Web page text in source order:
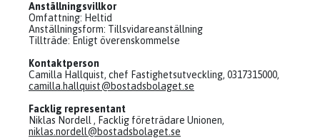
Anställningsvillkor
Omfattning: Heltid
Anställningsform: Tillsvidareanställning
Tillträde: Enligt överenskommelse
Kontaktperson
Camilla Hallquist, chef Fastighetsutveckling, 0317315000,
camilla.hallquist@bostadsbolaget.se
Facklig representant
Niklas Nordell , Facklig företrädare Unionen,
niklas.nordell@bostadsbolaget.se